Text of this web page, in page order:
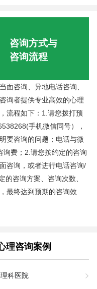
咨询方式与
咨询流程
面咨询、异地电话咨询、
询者提供专业高效的心理
流程如下：1.请您拨打预
手机微信同号），
要咨询的问题；电话与微
询费；2.请您按约定的咨询
咨询，或者进行电话咨询/
咨询方案、咨询次数、
最终达到预期的咨询效
理咨询案例
科医院